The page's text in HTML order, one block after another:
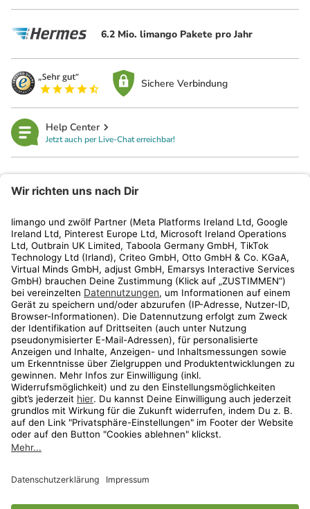
6.2 Mio. limango Pakete pro Jahr
Sichere Verbindung
Help Center
Jetzt auch per Live-Chat erreichbar!
Kundenservice
Shop
Aktionen
Travel